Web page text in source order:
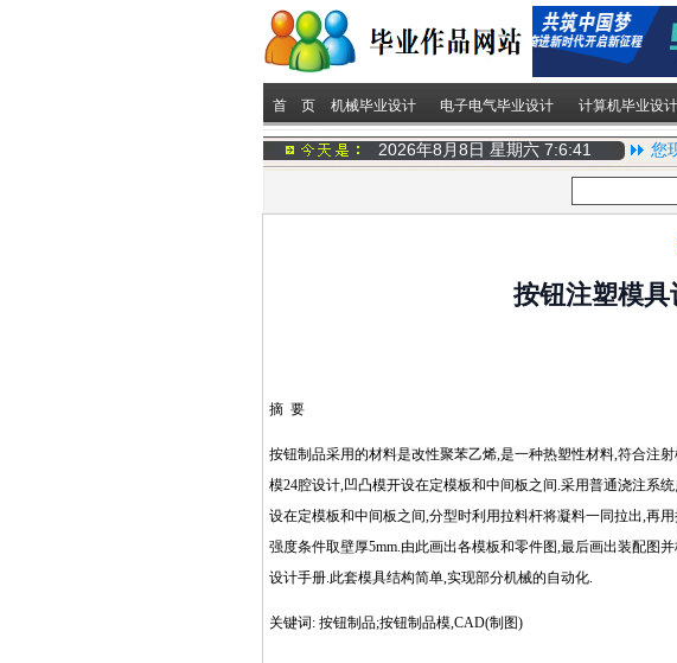
首 页 机械毕业设计 电子电气毕业设计 计算机毕业设计
2026年8月8日 星期六 7:6:42 您
按钮注塑模
摘 要
按钮制品采用的材料是改性聚苯乙烯,是一种热塑性材料,符合注
模24腔设计,凹凸模开设在定模板和中间板之间.采用普通浇注系
设在定模板和中间板之间,分型时利用拉料杆将凝料一同拉出,再
强度条件取壁厚5mm.由此画出各模板和零件图,最后画出装配图
设计手册.此套模具结构简单,实现部分机械的自动化.
关键词: 按钮制品;按钮制品模,CAD(制图)